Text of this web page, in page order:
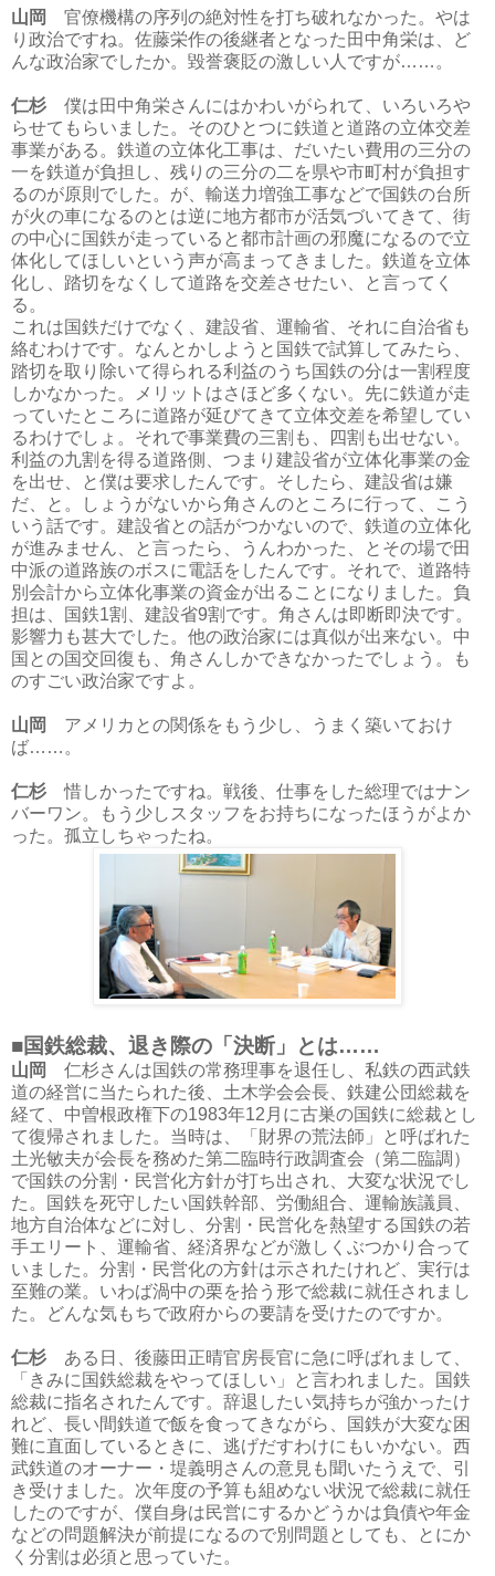
山岡
官僚機構の序列の絶対性を打ち破れなかった。やは
り政治ですね。佐藤栄作の後継者となった田中角栄は、ど
んな政治家でしたか。毀誉褒貶の激しい人ですが……。
仁杉 僕は田中角栄さんにはかわいがられて、いろいろや
らせてもらいました。そのひとつに鉄道と道路の立体交差
事業がある。鉄道の立体化工事は、だいたい費用の三分の
一を鉄道が負担し、残りの三分の二を県や市町村が負担す
るのが原則でした。が、輸送力増強工事などで国鉄の台所
が火の車になるのとは逆に地方都市が活気づいてきて、街
の中心に国鉄が走っていると都市計画の邪魔になるので立
体化してほしいという声が高まってきました。鉄道を立体
化し、踏切をなくして道路を交差させたい、と言ってく
る。
これは国鉄だけでなく、建設省、運輸省、それに自治省も
絡むわけです。なんとかしようと国鉄で試算してみたら、
踏切を取り除いて得られる利益のうち国鉄の分は一割程度
しかなかった。メリットはさほど多くない。先に鉄道が走
っていたところに道路が延びてきて立体交差を希望してい
るわけでしょ。それで事業費の三割も、四割も出せない。
利益の九割を得る道路側、つまり建設省が立体化事業の金
を出せ、と僕は要求したんです。そしたら、建設省は嫌
だ、と。しょうがないから角さんのところに行って、こう
いう話です。建設省との話がつかないので、鉄道の立体化
が進みません、と言ったら、うんわかった、とその場で田
中派の道路族のボスに電話をしたんです。それで、道路特
別会計から立体化事業の資金が出ることになりました。負
担は、国鉄1割、建設省9割です。角さんは即断即決です。
影響力も甚大でした。他の政治家には真似が出来ない。中
国との国交回復も、角さんしかできなかったでしょう。も
のすごい政治家ですよ。
山岡
アメリカとの関係をもう少し、うまく築いておけ
ば……。
仁杉惜しかったですね。戦後、仕事をした総理ではナン
バーワン。もう少しスタッフをお持ちになったほうがよか
った。孤立しちゃったね。
■国鉄総裁、退き際の「決断」とは……
山岡
仁杉さんは国鉄の常務理事を退任し、私鉄の西武鉄
道の経営に当たられた後、土木学会会長、鉄建公団総裁を
経て、中曽根政権下の1983年12月に古巣の国鉄に総裁とし
て復帰されました。当時は、「財界の荒法師」と呼ばれた
土光敏夫が会長を務めた第二臨時行政調査会（第二臨調）
で国鉄の分割・民営化方針が打ち出され、大変な状況でし
た。国鉄を死守したい国鉄幹部、労働組合、運輸族議員、
地方自治体などに対し、分割・民営化を熱望する国鉄の若
手エリート、運輸省、経済界などが激しくぶつかり合って
いました。分割・民営化の方針は示されたけれど、実行は
至難の業。いわば渦中の栗を拾う形で総裁に就任されまし
た。どんな気もちで政府からの要請を受けたのですか。
仁杉 ある日、後藤田正晴官房長官に急に呼ばれまして、
「きみに国鉄総裁をやってほしい」と言われました。国鉄
総裁に指名されたんです。辞退したい気持ちが強かったけ
れど、長い間鉄道で飯を食ってきながら、国鉄が大変な困
難に直面しているときに、逃げだすわけにもいかない。西
武鉄道のオーナー・堤義明さんの意見も聞いたうえで、引
き受けました。次年度の予算も組めない状況で総裁に就任
したのですが、僕自身は民営にするかどうかは負債や年金
などの問題解決が前提になるので別問題としても、とにか
く分割は必須と思っていた。